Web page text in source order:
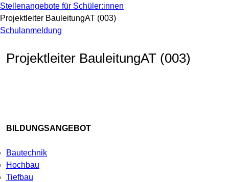
Stellenangebote für Schüler:innen
Projektleiter BauleitungAT (003)
Schulanmeldung
Projektleiter BauleitungAT (003)
BILDUNGSANGEBOT
Bautechnik
Hochbau
Tiefbau